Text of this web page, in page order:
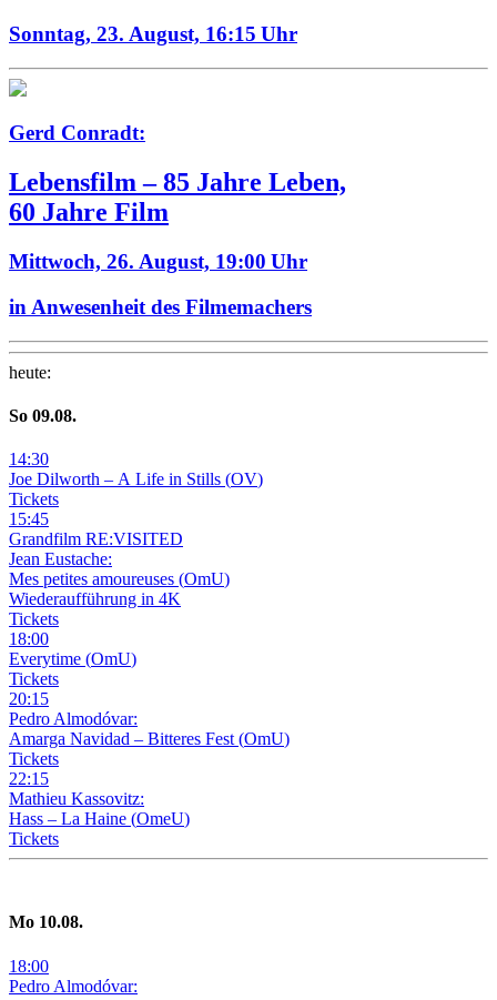
Sonntag, 23. August, 16:15 Uhr
Gerd Conradt:
Lebensfilm – 85 Jahre Leben,
60 Jahre Film
Mittwoch, 26. August, 19:00 Uhr
in Anwesenheit des Filmemachers
heute:
So 09.08.
14:30
Joe Dilworth – A Life in Stills (OV)
Tickets
15:45
Grandfilm RE:VISITED
Jean Eustache:
Mes petites amoureuses (OmU)
Wiederaufführung in 4K
Tickets
18:00
Everytime (OmU)
Tickets
20:15
Pedro Almodóvar:
Amarga Navidad – Bitteres Fest (OmU)
Tickets
22:15
Mathieu Kassovitz:
Hass – La Haine (OmeU)
Tickets
Mo 10.08.
18:00
Pedro Almodóvar: